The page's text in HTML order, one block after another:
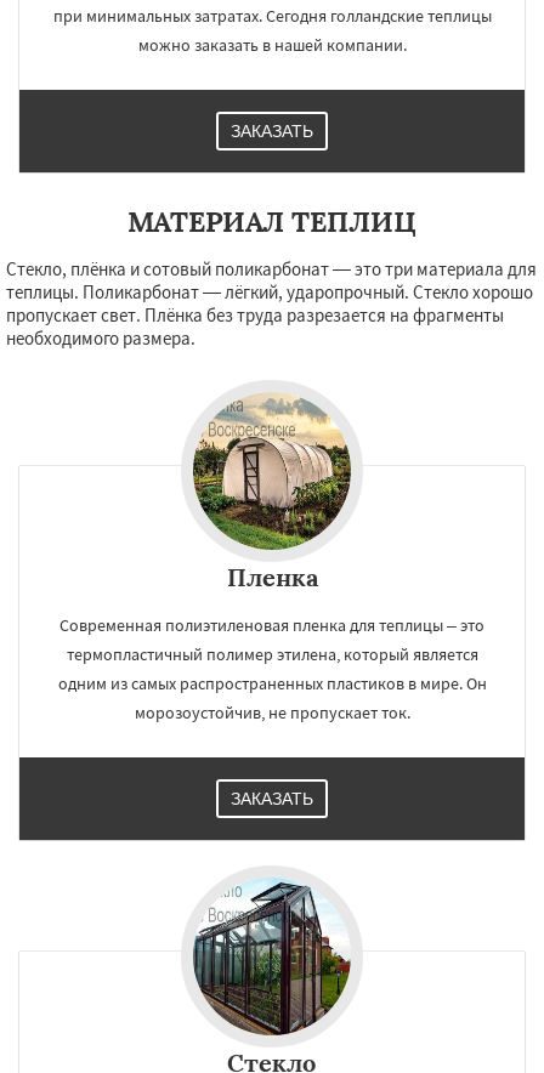
регионам
Голицыно
Дедовск
Дмитров Долгопрудный
Кашира Клин
Котельники
Красноармейск Красногорск
Ликино-Дулево
Лосино-Петровский Луховицы
Люберцы Можайск
Мытищи
Ногинск Одинцово
Орехово-Зуево
при минимальных затратах. Сегодня голландские теплицы
можно заказать в нашей компании.
ЗАКАЗАТЬ
МАТЕРИАЛ ТЕПЛИЦ
Стекло, плёнка и сотовый поликарбонат — это три материала для
теплицы. Поликарбонат — лёгкий, ударопрочный. Стекло хорошо
пропускает свет. Плёнка без труда разрезается на фрагменты
необходимого размера.
Пленка
Современная полиэтиленовая пленка для теплицы – это
термопластичный полимер этилена, который является
одним из самых распространенных пластиков в мире. Он
морозоустойчив, не пропускает ток.
ЗАКАЗАТЬ
Стекло
УЗНАТЬ ПОДРОБНЕЕ
Даю согласие на обработку персональных данных